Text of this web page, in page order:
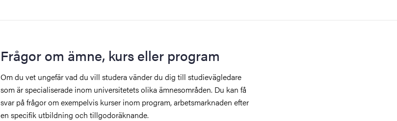
Frågor om ämne, kurs eller program
Om du vet ungefär vad du vill studera vänder du dig till studievägledare
som är specialiserade inom universitetets olika ämnesområden. Du kan få
svar på frågor om exempelvis kurser inom program, arbetsmarknaden efter
en specifik utbildning och tillgodoräknande.